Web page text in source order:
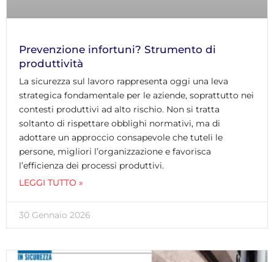
Prevenzione infortuni? Strumento di
produttività
La sicurezza sul lavoro rappresenta oggi una leva
strategica fondamentale per le aziende, soprattutto nei
contesti produttivi ad alto rischio. Non si tratta
soltanto di rispettare obblighi normativi, ma di
adottare un approccio consapevole che tuteli le
persone, migliori l’organizzazione e favorisca
l’efficienza dei processi produttivi.
LEGGI TUTTO »
30 Gennaio 2026